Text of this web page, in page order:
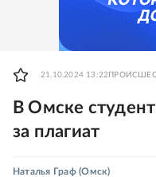
21.10.2024 13:22
В Омске
за плагиат
Наталья Граф(Омск)